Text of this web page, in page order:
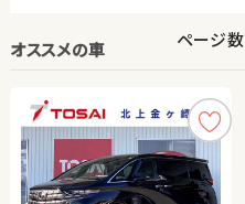
オススメの車 ページ数